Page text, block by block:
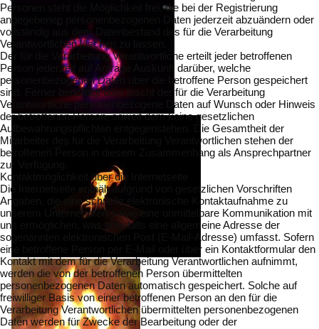
Personen steht die Möglichkeit frei, die bei der Registrierung
angegebenen personenbezogenen Daten jederzeit abzuändern oder
vollständig aus dem Datenbestand des für die Verarbeitung
Verantwortlichen löschen zu lassen.
Der für die Verarbeitung Verantwortliche erteilt jeder betroffenen
Person jederzeit auf Anfrage Auskunft darüber, welche
personenbezogenen Daten über die betroffene Person gespeichert
sind. Ferner berichtigt oder löscht der für die Verarbeitung
Verantwortliche personenbezogene Daten auf Wunsch oder Hinweis
der betroffenen Person, soweit dem keine gesetzlichen
Aufbewahrungspflichten entgegenstehen. Die Gesamtheit der
Mitarbeiter des für die Verarbeitung Verantwortlichen stehen der
betroffenen Person in diesem Zusammenhang als Ansprechpartner
zur Verfügung.
Kontaktmöglichkeit über die Internetseite
Die Internetseite enthält aufgrund von gesetzlichen Vorschriften
Angaben, die eine schnelle elektronische Kontaktaufnahme zu
unserem Unternehmen sowie eine unmittelbare Kommunikation mit
uns ermöglichen, was ebenfalls eine allgemeine Adresse der
sogenannten elektronischen Post (E-Mail-Adresse) umfasst. Sofern
eine betroffene Person per E-Mail oder über ein Kontaktformular den
Kontakt mit dem für die Verarbeitung Verantwortlichen aufnimmt,
werden die von der betroffenen Person übermittelten
personenbezogenen Daten automatisch gespeichert. Solche auf
freiwilliger Basis von einer betroffenen Person an den für die
Verarbeitung Verantwortlichen übermittelten personenbezogenen
Daten werden für Zwecke der Bearbeitung oder der